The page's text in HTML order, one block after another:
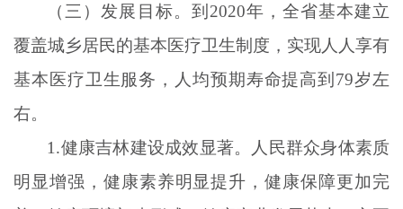
（三）发展目标。到 2020年，全省基本建立
覆盖城乡居民的基本医疗卫生制度，实现人人享有
基本医疗卫生服务，人均预期寿命提高到79岁左
右。
1.健康吉林建设成效显著。人民群众身体素质
明显增强，健康素养明显提升，健康保障更加完